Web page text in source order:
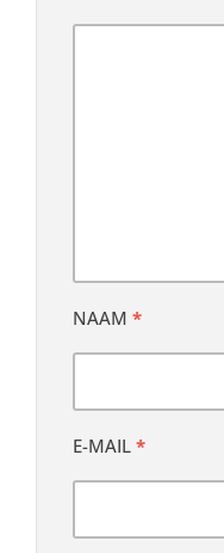
NAAM *
E-MAIL *